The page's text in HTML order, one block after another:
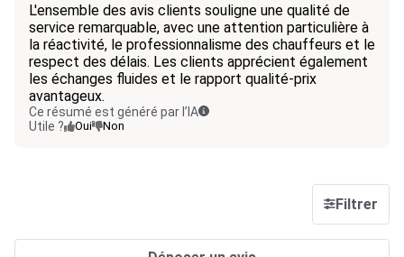
L'ensemble des avis clients souligne une qualité de
service remarquable, avec une attention particulière à
la réactivité, le professionnalisme des chauffeurs et le
respect des délais. Les clients apprécient également
les échanges fluides et le rapport qualité-prix
avantageux.
Ce résumé est généré par l’IA
Utile ?
Oui Non
Filtrer